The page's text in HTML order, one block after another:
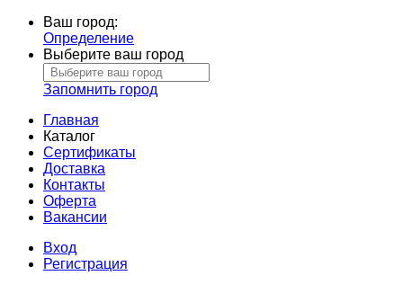
Ваш город:
Определение
Выберите ваш город
Запомнить город
Главная
Каталог
Сертификаты
Доставка
Контакты
Оферта
Вакансии
Вход
Регистрация